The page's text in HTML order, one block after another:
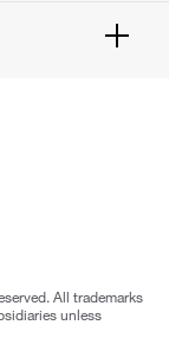
All trademarks
unless